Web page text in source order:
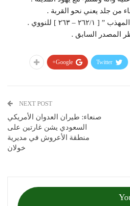
Twitter
Google+
NEXT POST
صنعاء: طيران العدوان الأمريكي
السعودي يشن غارتين على
منطقة الأعروش في مديرية
خولان